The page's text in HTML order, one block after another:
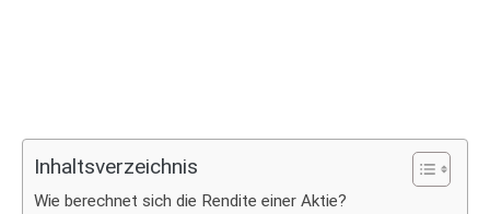
Inhaltsverzeichnis
Wie berechnet sich die Rendite einer Aktie?